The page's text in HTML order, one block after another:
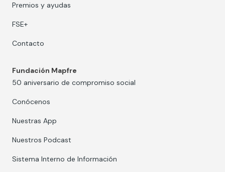
Premios y ayudas
FSE+
Contacto
Fundación Mapfre
50 aniversario de compromiso social
Conócenos
Nuestras App
Nuestros Podcast
Sistema Interno de Información